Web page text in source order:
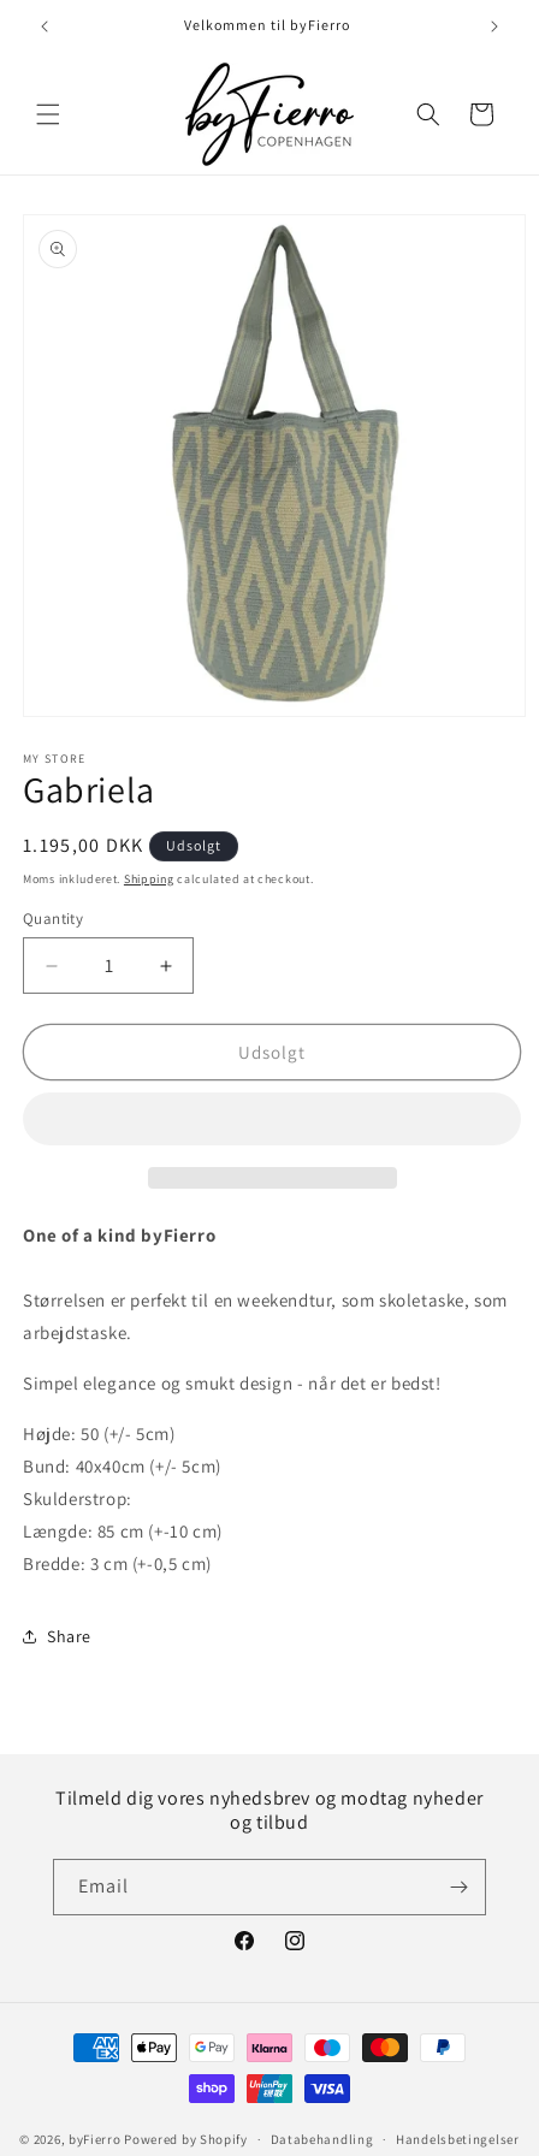
Skip to
content
Velkommen til byFierro
Indkøbskurv
product
information
1
in
modal
MY STORE
Gabriela
1.195,00 DKK Udsolgt
Moms inkluderet. Shipping calculated at checkout.
Quantity
Decrease
quantity
for
Increase
quantity
for
GabrielaUdsolgt
One of a kind byFierro
Størrelsen er perfekt til en weekendtur, som skoletaske, som
arbejdstaske.
Simpel elegance og smukt design - når det er bedst!
Højde: 50 (+/- 5cm)
Bund: 40x40cm (+/- 5cm)
Skulderstrop:
Længde: 85 cm (+-10 cm)
Bredde: 3 cm (+-0,5 cm)
Share
Tilmeld dig vores nyhedsbrev og modtag nyheder
og tilbud
Email
FacebookInstagram
Betalingsmetoder
© 2026, byFierro Powered by Shopify Databehandling Handelsbetingelser